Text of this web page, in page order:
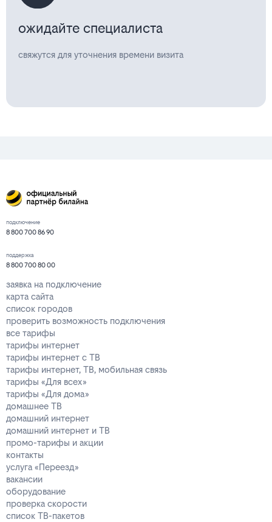
ожидайте специалиста
свяжутся для уточнения времени визита
подключение
8 800 700 86 90
поддержка
8 800 700 80 00
заявка на подключение
карта сайта
список городов
проверить возможность подключения
все тарифы
тарифы интернет
тарифы интернет с ТВ
тарифы интернет, ТВ, мобильная связь
тарифы «Для всех»
тарифы «Для дома»
домашнее ТВ
домашний интернет
домашний интернет и ТВ
промо-тарифы и акции
контакты
услуга «Переезд»
вакансии
оборудование
проверка скорости
список ТВ-пакетов